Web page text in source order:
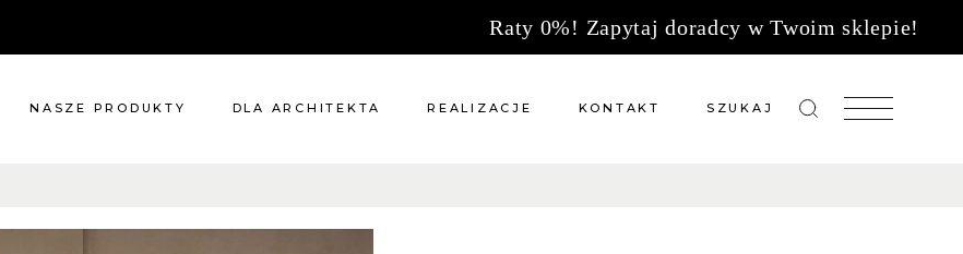
Raty 0%! Zapytaj doradcy w Twoim sklepie!
NASZE PRODUKTY DLA ARCHITEKTA REALIZACJE KONTAKT SZUKAJ